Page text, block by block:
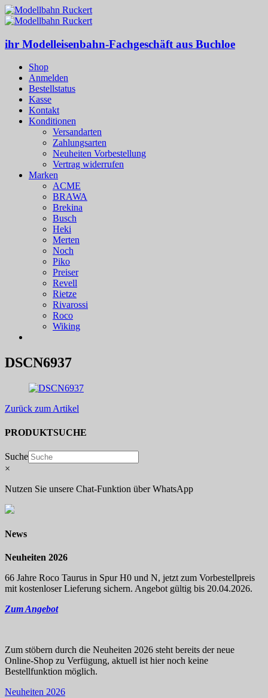
ihr Modelleisenbahn-Fachgeschäft aus Buchloe
Shop
Anmelden
Bestellstatus
Kasse
Kontakt
Konditionen
Versandarten
Zahlungsarten
Neuheiten Vorbestellung
Vertrag widerrufen
Marken
ACME
BRAWA
Brekina
Busch
Heki
Merten
Noch
Piko
Preiser
Revell
Rietze
Rivarossi
Roco
Wiking
DSCN6937
Zurück zum Artikel
PRODUKTSUCHE
Suche
×
Nutzen Sie unsere Chat-Funktion über WhatsApp
News
Neuheiten 2026
66 Jahre Roco Taurus in Spur H0 und N, jetzt zum Vorbestellpreis
mit kostenloser Lieferung sichern. Angebot gültig bis 20.04.2026.
Zum Angebot
Zum stöbern durch die Neuheiten 2026 steht bereits der neue
Online-Shop zu Verfügung, aktuell ist hier noch keine
Bestellfunktion möglich.
Neuheiten 2026